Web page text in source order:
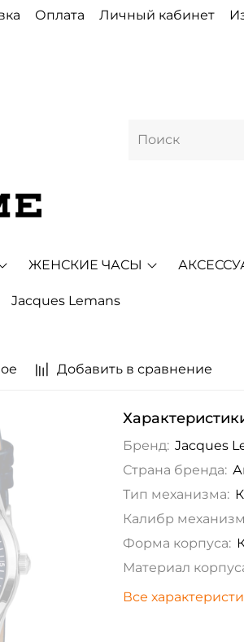
Оплата Личный кабинет
ЖЕНСКИЕ ЧАСЫ
Jacques Lemans
Добавить в сравнение
Бренд: Jacques
Страна бренда:
Тип механизма:
Калибр
Форма корпуса:
Материал
Все